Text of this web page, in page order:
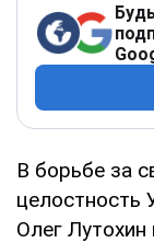
В борьбе за
целостность
Олег